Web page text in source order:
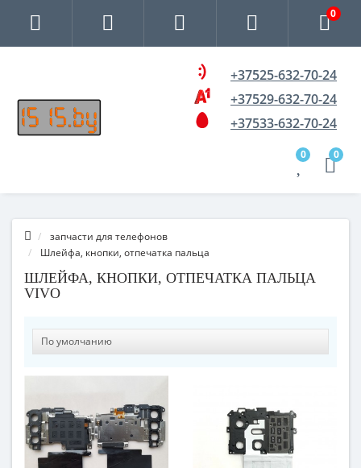
0
+37525-632-70-24
+37529-632-70-24
+37533-632-70-24
0 0
запчасти для телефонов
Шлейфа, кнопки, отпечатка пальца
ШЛЕЙФА, КНОПКИ, ОТПЕЧАТКА ПАЛЬЦА
VIVO